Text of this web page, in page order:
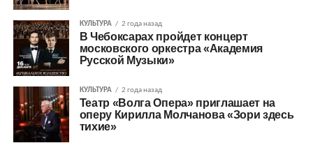
КУЛЬТУРА 2 года назад
В Чебоксарах пройдет концерт
московского оркестра «Академия
Русской Музыки»
КУЛЬТУРА 2 года назад
Театр «Волга Опера» приглашает на
оперу Кирилла Молчанова «Зори здесь
тихие»